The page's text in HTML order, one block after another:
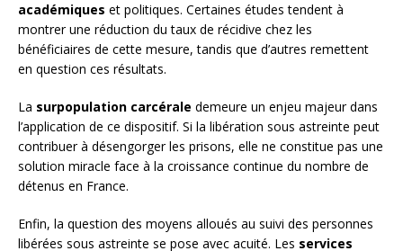
académiques et politiques. Certaines études tendent à
montrer une réduction du taux de récidive chez les
bénéficiaires de cette mesure, tandis que d’autres remettent
en question ces résultats.
La surpopulation carcérale demeure un enjeu majeur dans
l’application de ce dispositif. Si la libération sous astreinte peut
contribuer à désengorger les prisons, elle ne constitue pas une
solution miracle face à la croissance continue du nombre de
détenus en France.
Enfin, la question des moyens alloués au suivi des personnes
libérées sous astreinte se pose avec acuité. Les services